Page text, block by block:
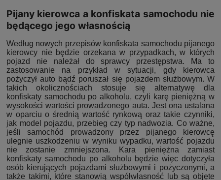
Pijany kierowca a konfiskata samochodu nie
będącego jego własnością
Według nowych przepisów konfiskata samochodu pijanego
kierowcy nie będzie orzekana w przypadkach, w których
pojazd nie należał do sprawcy przestępstwa. Ma to
zastosowanie na przykład w sytuacji, gdy kierowca
pożyczył auto bądź poruszał się pojazdem służbowym. W
takich okolicznościach stosuje się alternatywę dla
konfiskaty samochodu po alkoholu, czyli karę pieniężną w
wysokości wartości prowadzonego auta. Jest ona ustalana
w oparciu o średnią wartość rynkową oraz takie czynniki,
jak model pojazdu, przebieg czy typ nadwozia. Co ważne,
jeśli samochód prowadzony przez pijanego kierowcę
ulegnie uszkodzeniu w wyniku wypadku, wartość pojazdu
nie zostanie zmniejszona. Kara pieniężna zamiast
konfiskaty samochodu po alkoholu będzie więc dotyczyła
osób kierujących pojazdami służbowymi i pożyczonymi, a
także takimi, które stanowią współwłasność lub są objęte